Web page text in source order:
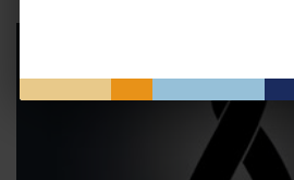
Readecuación del calendario
correspondiente al cierre del